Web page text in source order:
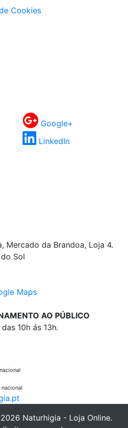
Cookies
Google+
LinkedIn
Mercado da Brandoa, Loja 4.
Sol
Maps
AO PÚBLICO
10h ás 13h.
Naturhigia - Loja Online.